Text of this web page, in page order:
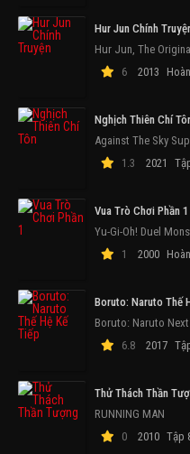
Hur Jun Chính
Hur Jun, The
6
2013
Nghịch Thiên Chí
Against The Sky
1.3
2021
Vua Trò Chơi Phần 1
Yu-Gi-Oh! Duel
1
2000
Boruto: Naruto Thế
Boruto: Naruto
6.8
2017
Thử Thách Thần
RUNNING MAN
0
2010 Tập